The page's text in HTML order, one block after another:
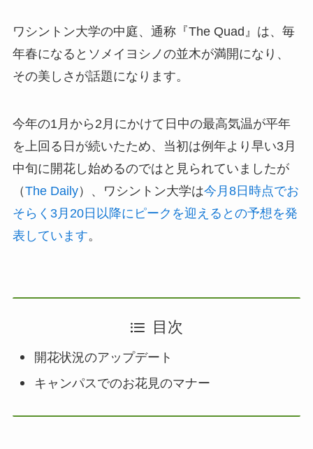
ワシントン大学の中庭、通称『The Quad』は、毎
年春になるとソメイヨシノの並木が満開になり、
その美しさが話題になります。
今年の1月から2月にかけて日中の最高気温が平年
を上回る日が続いたため、当初は例年より早い3月
中旬に開花し始めるのではと見られていましたが
（The Daily）、ワシントン大学は今月8日時点でお
そらく3月20日以降にピークを迎えるとの予想を発
表しています。
目次
開花状況のアップデート
キャンパスでのお花見のマナー